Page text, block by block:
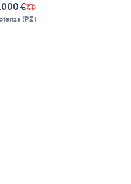
€
(PZ)